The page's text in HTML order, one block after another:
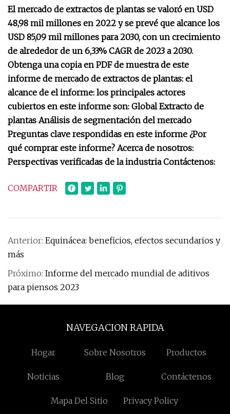
El mercado de extractos de plantas se valoró en USD
48,98 mil millones en 2022 y se prevé que alcance los
USD 85,09 mil millones para 2030, con un crecimiento
de alrededor de un 6,33% CAGR de 2023 a 2030.
Obtenga una copia en PDF de muestra de este
informe de mercado de extractos de plantas: el
alcance de el informe: los principales actores
cubiertos en este informe son: Global Extracto de
plantas Análisis de segmentación del mercado
Preguntas clave respondidas en este informe ¿Por
qué comprar este informe? Acerca de nosotros:
Perspectivas verificadas de la industria Contáctenos:
COMPARTIR
Anterior: Equinácea: beneficios, efectos secundarios y
más
Próximo: Informe del mercado mundial de aditivos
para piensos 2023
NAVEGACION RAPIDA
Hogar Sobre Nosotros Productos
Noticias Blog Contáctenos
Mapa Del Sitio Privacy Policy